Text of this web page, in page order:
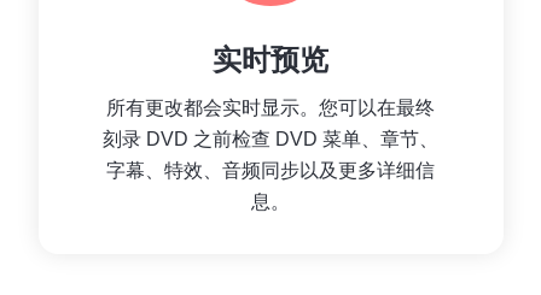
实时预览
所有更改都会实时显示。您可以在最终
刻录 DVD 之前检查 DVD 菜单、章节、
字幕、特效、音频同步以及更多详细信
息。